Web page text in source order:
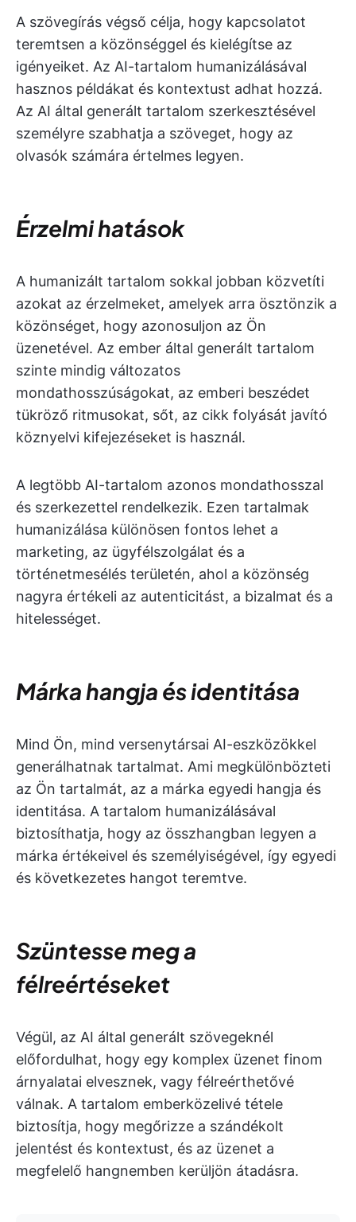
A szövegírás végső célja, hogy kapcsolatot
teremtsen a közönséggel és kielégítse az
igényeiket. Az AI-tartalom humanizálásával
hasznos példákat és kontextust adhat hozzá.
Az AI által generált tartalom szerkesztésével
személyre szabhatja a szöveget, hogy az
olvasók számára értelmes legyen.
Érzelmi hatások
A humanizált tartalom sokkal jobban közvetíti
azokat az érzelmeket, amelyek arra ösztönzik a
közönséget, hogy azonosuljon az Ön
üzenetével. Az ember által generált tartalom
szinte mindig változatos
mondathosszúságokat, az emberi beszédet
tükröző ritmusokat, sőt, az cikk folyását javító
köznyelvi kifejezéseket is használ.
A legtöbb AI-tartalom azonos mondathosszal
és szerkezettel rendelkezik. Ezen tartalmak
humanizálása különösen fontos lehet a
marketing, az ügyfélszolgálat és a
történetmesélés területén, ahol a közönség
nagyra értékeli az autenticitást, a bizalmat és a
hitelességet.
Márka hangja és identitása
Mind Ön, mind versenytársai AI-eszközökkel
generálhatnak tartalmat. Ami megkülönbözteti
az Ön tartalmát, az a márka egyedi hangja és
identitása. A tartalom humanizálásával
biztosíthatja, hogy az összhangban legyen a
márka értékeivel és személyiségével, így egyedi
és következetes hangot teremtve.
Szüntesse meg a
félreértéseket
Végül, az AI által generált szövegeknél
előfordulhat, hogy egy komplex üzenet finom
árnyalatai elvesznek, vagy félreérthetővé
válnak. A tartalom emberközelivé tétele
biztosítja, hogy megőrizze a szándékolt
jelentést és kontextust, és az üzenet a
megfelelő hangnemben kerüljön átadásra.